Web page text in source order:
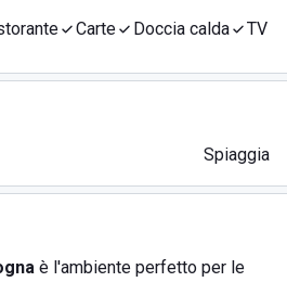
Carte Doccia calda
TV
Spiaggia
è l'ambiente perfetto per le